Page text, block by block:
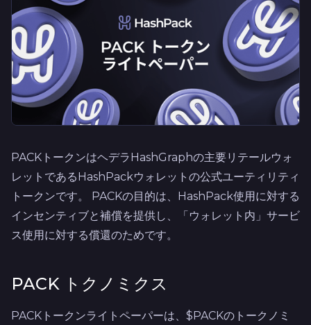
PACKトークンはヘデラHashGraphの主要リテールウォ
レットであるHashPackウォレットの公式ユーティリティ
トークンです。 PACKの目的は、HashPack使用に対する
インセンティブと補償を提供し、「ウォレット内」サービ
ス使用に対する償還のためです。
PACK トクノミクス
PACKトークンライトペーパーは、$PACKのトークノミ